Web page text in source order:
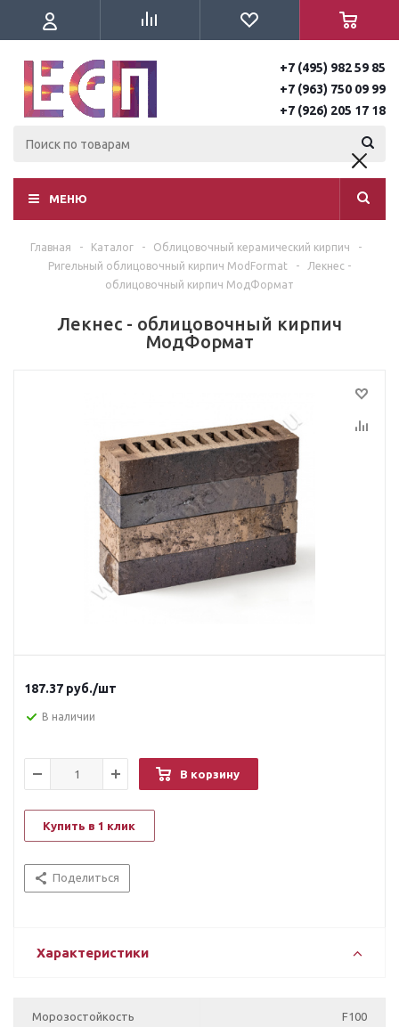
+7 (495) 982 59 85
+7 (963) 750 09 99
+7 (926) 205 17 18
МЕНЮ
Главная - Каталог - Облицовочный керамический кирпич
-
Ригельный облицовочный кирпич ModFormat
-
Лекнес -
облицовочный кирпич МодФормат
Лекнес - облицовочный кирпич
МодФормат
187.37 руб./шт
В наличии
В корзину
Купить в 1 клик
Поделиться
Характеристики
Морозостойкость F100